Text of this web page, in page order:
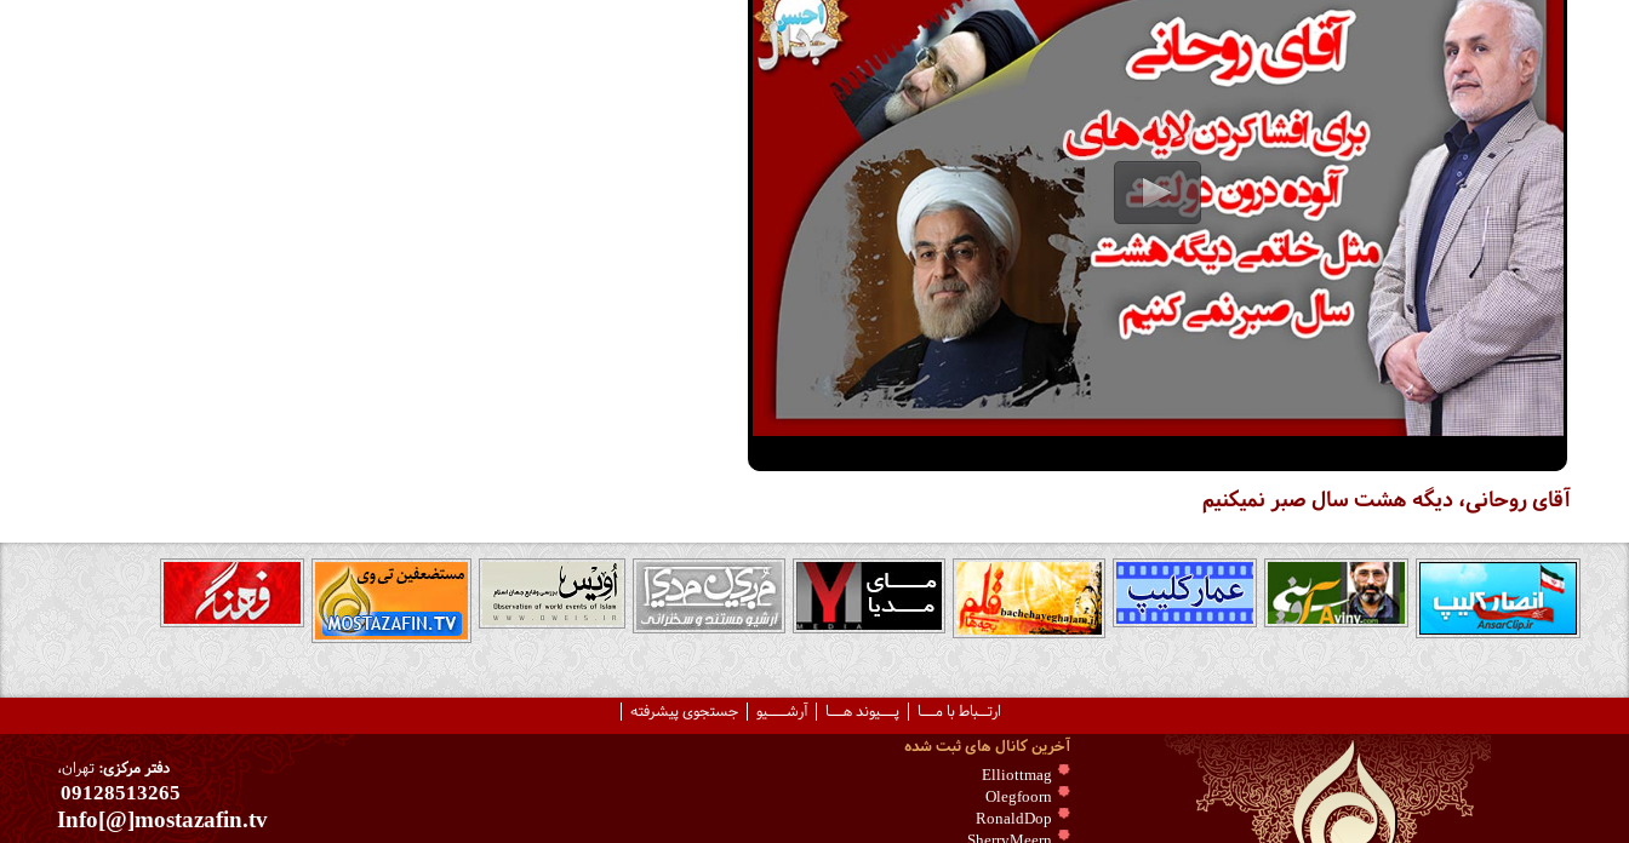
آقای روحانی، دیگه هشت سال صبر نمیکنیم
ارتــباط با مـــا پـــیوند هـــا آرشــــیو جستجوی پیشرفته
دفتر مرکزی:تهران،
09128513265
Info[@]mostazafin.tv
آخرین کانال های ثبت شده
Elliottmag
Olegfoorn
RonaldDop